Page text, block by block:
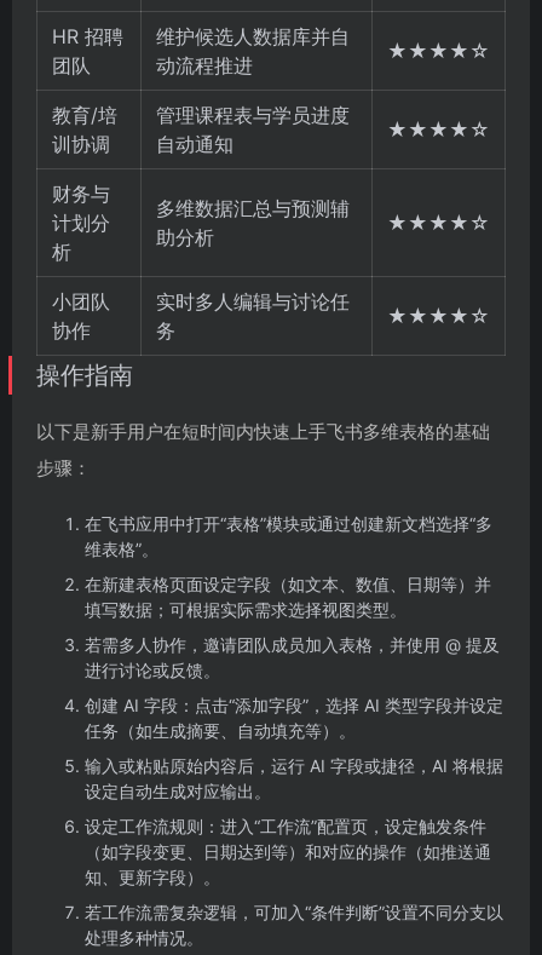
HR 招聘
团队
维护候选人数据库并自
动流程推进
★★★★☆
教育/培
训协调
管理课程表与学员进度
自动通知
★★★★☆
财务与
计划分
析
多维数据汇总与预测辅
助分析
★★★★☆
小团队
协作
实时多人编辑与讨论任
务
★★★★☆
操作指南
以下是新手用户在短时间内快速上手飞书多维表格的基础
步骤：
在飞书应用中打开“表格”模块或通过创建新文档选择“多
维表格”。
在新建表格页面设定字段（如文本、数值、日期等）并
填写数据；可根据实际需求选择视图类型。
若需多人协作，邀请团队成员加入表格，并使用 @ 提及
进行讨论或反馈。
创建 AI 字段：点击“添加字段”，选择 AI 类型字段并设定
任务（如生成摘要、自动填充等）。
输入或粘贴原始内容后，运行 AI 字段或捷径，AI 将根据
设定自动生成对应输出。
设定工作流规则：进入“工作流”配置页，设定触发条件
（如字段变更、日期达到等）和对应的操作（如推送通
知、更新字段）。
若工作流需复杂逻辑，可加入“条件判断”设置不同分支以
处理多种情况。